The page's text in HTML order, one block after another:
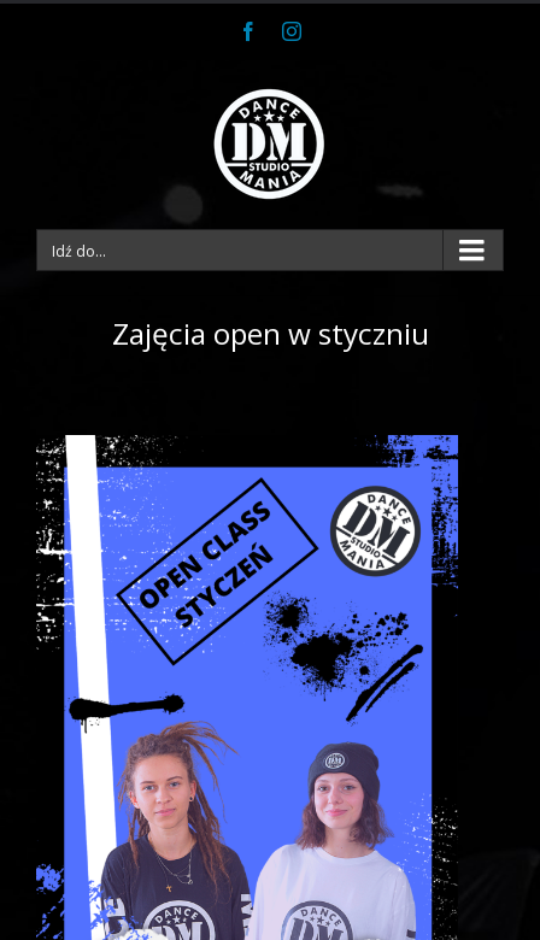
FacebookInstagram
Idź do...
Zajęcia open w styczniu
View
Larger
Image